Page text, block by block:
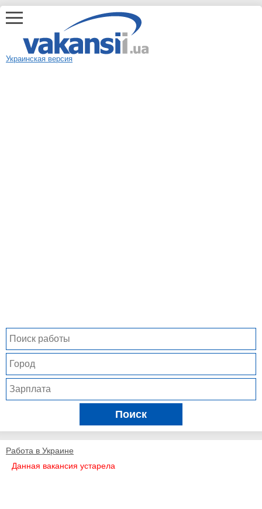
Украинская версия
Поиск
Работа в Украине
Данная вакансия устарела